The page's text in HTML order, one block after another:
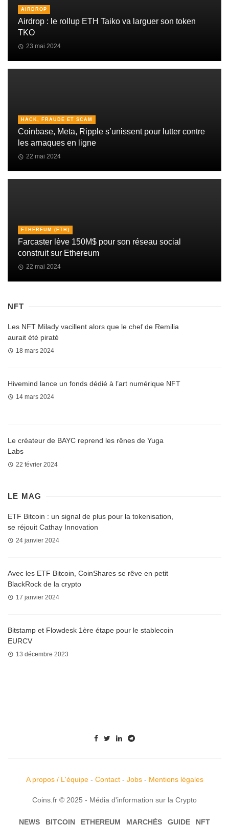
AIRDROP
Airdrop : le rollup ETH Taiko va larguer son token
TKO
23 mai 2024
HACK, FRAUDE ET SCAM
Coinbase, Meta, Ripple s’unissent pour lutter contre
les arnaques en ligne
22 mai 2024
ETHEREUM (ETH)
Farcaster lève 150M$ pour son réseau social
construit sur Ethereum
22 mai 2024
NFT
Les NFT Milady vacillent alors que le chef de Remilia
aurait été piraté
18 mars 2024
Hivemind lance un fonds dédié à l’art numérique NFT
14 mars 2024
Le créateur de BAYC reprend les rênes de Yuga
Labs
22 février 2024
LE MAG
ETF Bitcoin : un signal de plus pour la tokenisation,
se réjouit Cathay Innovation
24 janvier 2024
Avec les ETF Bitcoin, CoinShares se rêve en petit
BlackRock de la crypto
17 janvier 2024
Bitstamp et Flowdesk 1ère étape pour le stablecoin
EURCV
13 décembre 2023
A propos / L'équipe- Contact- Jobs- Mentions légales
Coins.fr © 2025 - Média d'information sur la Crypto
NEWS BITCOIN ETHEREUM MARCHÉS GUIDE NFT